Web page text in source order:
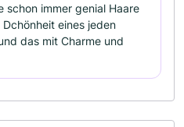
schon immer genial Haare
eines jeden
das mit Charme und